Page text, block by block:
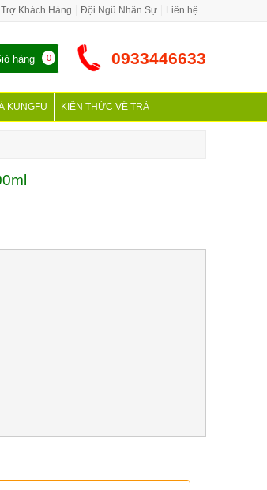
Trợ Khách Hàng Đội Ngũ Nhân Sự Liên hệ
hàng 0 0933446633
KUNGFU KIẾN THỨC VỀ TRÀ